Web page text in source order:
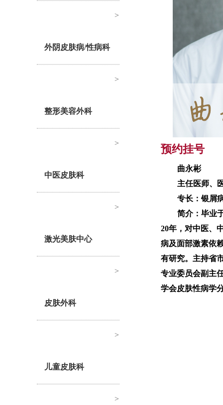
>
外阴皮肤病/性病科
>
整形美容外科
>
中医皮肤科
>
激光美肤中心
>
皮肤外科
>
儿童皮肤科
>
预约挂号
曲永彬
主任医师、
专长：银屑
简介：毕业
20年，对中医、
病及面部激素依
有研究。主持省
专业委员会副主
学会皮肤性病学